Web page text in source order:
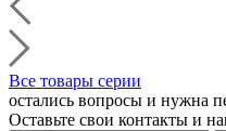
Все товары серии
остались вопросы и нужна
Оставьте свои контакты и